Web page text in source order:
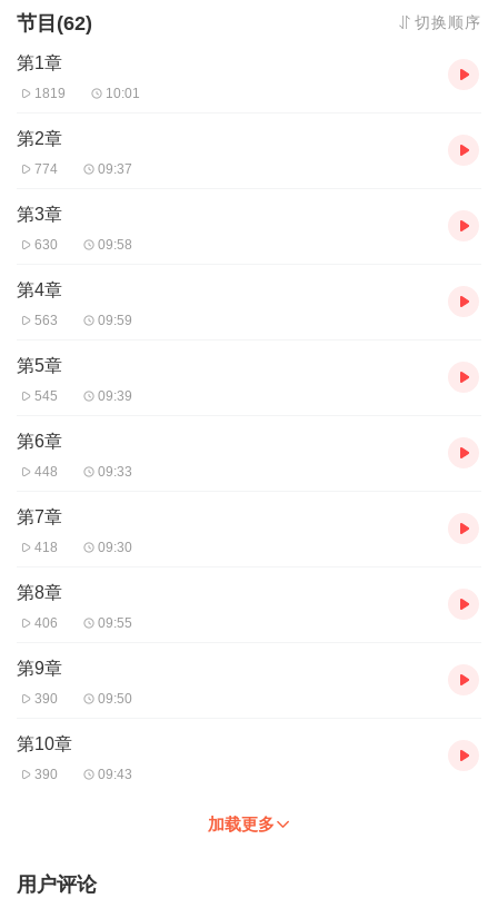
节目(62) 切换顺序
第1章
1819 10:01
第2章
774 09:37
第3章
630 09:58
第4章
563 09:59
第5章
545 09:39
第6章
448 09:33
第7章
418 09:30
第8章
406 09:55
第9章
390 09:50
第10章
390 09:43
加载更多
用户评论